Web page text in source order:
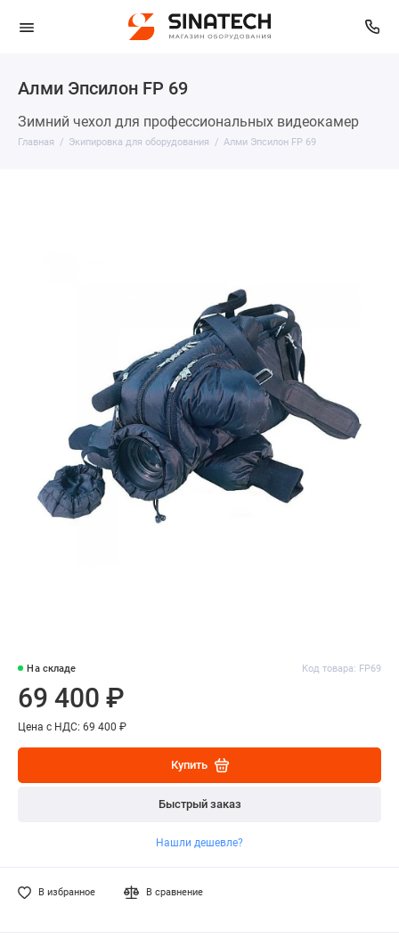
Алми Эпсилон FР 69
Зимний чехол для профессиональных видеокамер
Главная Экипировка для оборудования Алми Эпсилон FР 69
На складе Код товара: FР69
69 400 ₽
Цена с НДС: 69 400 ₽
Купить
Быстрый заказ
Нашли дешевле?
В избранное В сравнение